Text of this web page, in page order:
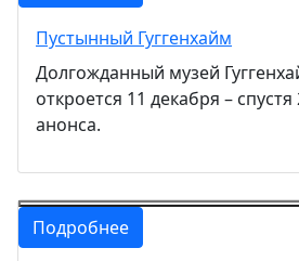
Пустынный Гуггенхайм
Долгожданный музей
откроется 11 декабря –
анонса.
Подробнее